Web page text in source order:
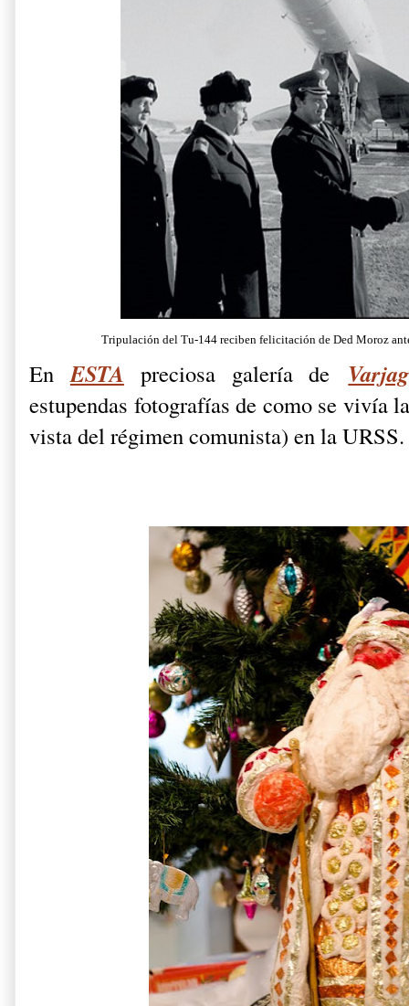
Tripulación del Tu-144 reciben felicitación de Ded Moroz
EnESTA preciosa galería de
estupendas fotografías de como se vivía
vista del régimen comunista) en la